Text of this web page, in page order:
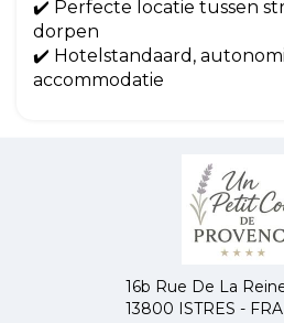
✔️ Perfecte locatie tussen
dorpen
✔️ Hotelstandaard,
accommodatie
16b Rue De La
13800 ISTRES -